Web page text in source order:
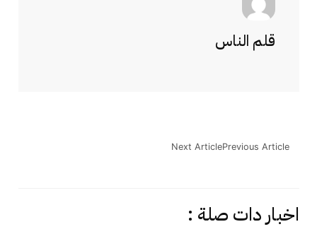
قلم الناس
Previous Article
Next Article
اخبار دات صلة :